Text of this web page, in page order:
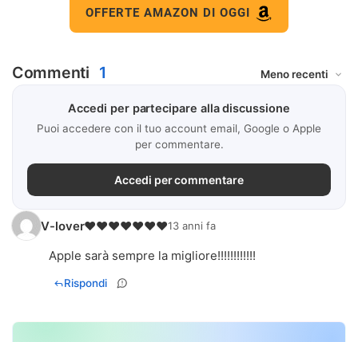
OFFERTE AMAZON DI OGGI
Commenti 1
Accedi per partecipare alla discussione
Puoi accedere con il tuo account email, Google o Apple
per commentare.
Accedi per commentare
V-lover❤❤❤❤❤❤❤13 anni fa
Apple sarà sempre la migliore!!!!!!!!!!!!
Rispondi